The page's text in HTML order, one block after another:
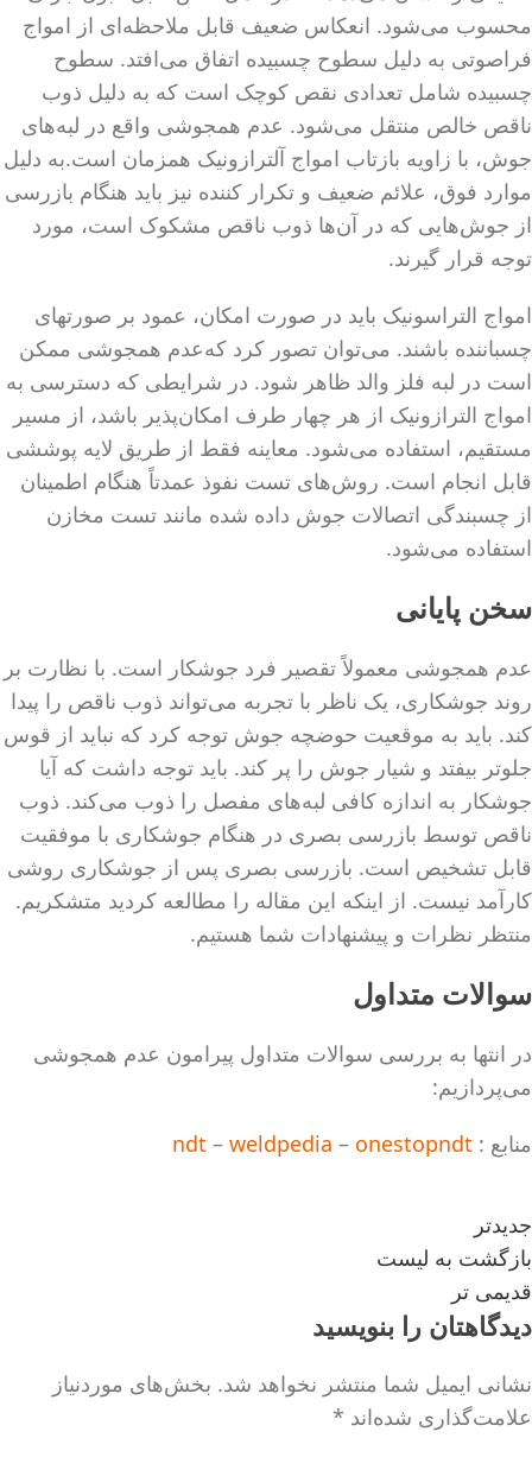
محسوب می‌شود. انعکاس ضعیف قابل ملاحظه‌ای از امواج
فراصوتی به دلیل سطوح چسبیده اتفاق می‌افتد. سطوح
چسبیده شامل تعدادی نقص کوچک است که به دلیل ذوب
ناقص خالص منتقل می‌شود. عدم همجوشی واقع در لبه‌های
جوش، با زاویه بازتاب امواج آلترازونیک همزمان است.به دلیل
موارد فوق، علائم ضعیف و تکرار کننده نیز باید هنگام بازرسی
از جوش‌هایی که در آن‌ها ذوب ناقص مشکوک است، مورد
توجه قرار گیرند.
امواج التراسونیک باید در صورت امکان، عمود بر صورتهای
چسباننده باشند. می‌توان تصور کرد که‌عدم همجوشی ممکن
است در لبه فلز والد ظاهر شود. در شرایطی که دسترسی به
امواج الترازونیک از هر چهار طرف امکان‌پذیر باشد، از مسیر
مستقیم، استفاده می‌شود. معاینه فقط از طریق لایه پوششی
قابل انجام است. روش‌های تست نفوذ عمدتاً هنگام اطمینان
از چسبندگی اتصالات جوش داده شده مانند تست مخازن
استفاده می‌شود.
سخن پایانی
عدم همجوشی معمولاً تقصیر فرد جوشکار است. با نظارت بر
روند جوشکاری، یک ناظر با تجربه می‌تواند ذوب ناقص را پیدا
کند. باید به موقعیت حوضچه جوش توجه کرد که نباید از قوس
جلوتر بیفتد و شیار جوش را پر کند. باید توجه داشت که آیا
جوشکار به اندازه کافی لبه‌های مفصل را ذوب می‌کند. ذوب
ناقص توسط بازرسی بصری در هنگام جوشکاری با موفقیت
قابل تشخیص است. بازرسی بصری پس از جوشکاری روشی
کارآمد نیست. از اینکه این مقاله را مطالعه کردید متشکریم.
منتظر نظرات و پیشنهادات شما هستیم.
سوالات متداول
در انتها به بررسی سوالات متداول پیرامون عدم همجوشی
می‌پردازیم:
منابع :
ndt – weldpedia – onestopndt
جدیدتر
بازگشت به لیست
قدیمی تر
دیدگاهتان را بنویسید
نشانی ایمیل شما منتشر نخواهد شد. بخش‌های موردنیاز
علامت‌گذاری شده‌اند *